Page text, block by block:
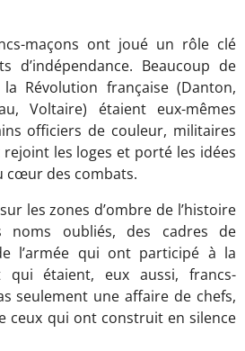
maçons ont joué un rôle clé
d’indépendance. Beaucoup de
Révolution française (Danton,
Voltaire) étaient eux-mêmes
officiers de couleur, militaires
les loges et porté les idées
cœur des combats.
les zones d’ombre de l’histoire
noms oubliés, des cadres de
l’armée qui ont participé à la
qui étaient, eux aussi, francs-
seulement une affaire de chefs,
ceux qui ont construit en silence